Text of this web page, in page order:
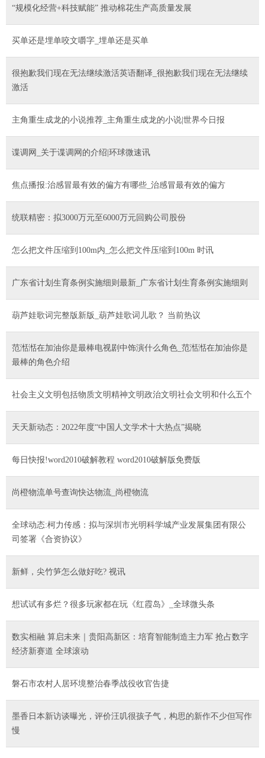
“规模化经营+科技赋能” 推动棉花生产高质量发展
买单还是埋单咬文嚼字_埋单还是买单
很抱歉我们现在无法继续激活英语翻译_很抱歉我们现在无法继续
激活
主角重生成龙的小说推荐_主角重生成龙的小说|世界今日报
谍调网_关于谍调网的介绍|环球微速讯
焦点播报:治感冒最有效的偏方有哪些_治感冒最有效的偏方
统联精密：拟3000万元至6000万元回购公司股份
怎么把文件压缩到100m内_怎么把文件压缩到100m 时讯
广东省计划生育条例实施细则最新_广东省计划生育条例实施细则
葫芦娃歌词完整版新版_葫芦娃歌词儿歌？ 当前热议
范湉湉在加油你是最棒电视剧中饰演什么角色_范湉湉在加油你是
最棒的角色介绍
社会主义文明包括物质文明精神文明政治文明社会文明和什么五个
天天新动态：2022年度“中国人文学术十大热点”揭晓
每日快报!word2010破解教程 word2010破解版免费版
尚橙物流单号查询快达物流_尚橙物流
全球动态:柯力传感：拟与深圳市光明科学城产业发展集团有限公
司签署《合资协议》
新鲜，尖竹笋怎么做好吃? 视讯
想试试有多烂？很多玩家都在玩《红霞岛》_全球微头条
数实相融 算启未来｜贵阳高新区：培育智能制造主力军 抢占数字
经济新赛道 全球滚动
磐石市农村人居环境整治春季战役收官告捷
墨香日本新访谈曝光，评价汪叽很孩子气，构思的新作不少但写作
慢